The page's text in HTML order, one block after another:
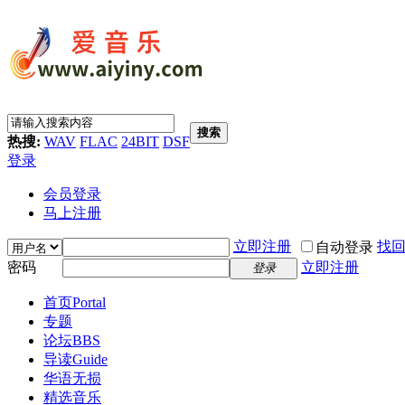
热搜: WAV FLAC 24BIT DSF
搜索
登录
会员登录
马上注册
立即注册 自动登录 找
密码
登录 立即注册
首页Portal
专题
论坛BBS
导读Guide
华语无损
精选音乐